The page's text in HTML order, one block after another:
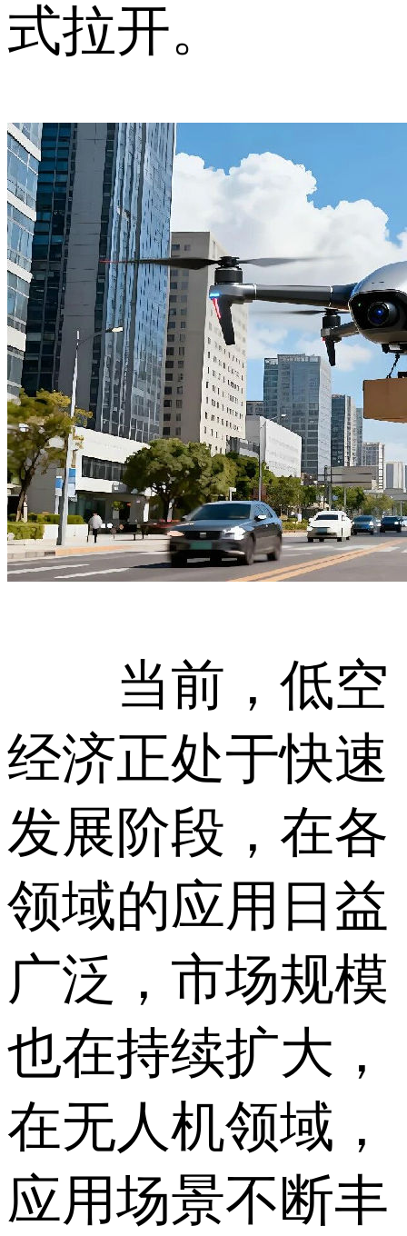
式拉开。
当前，低空
经济正处于快速
发展阶段，在各
领域的应用日益
广泛，市场规模
也在持续扩大，
在无人机领域，
应用场景不断丰